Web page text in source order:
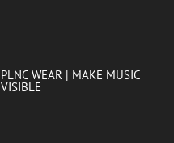
PLNC WEAR | MAKE MUSIC
VISIBLE